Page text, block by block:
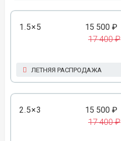
1.5×5 15 500 ₽
17 400 ₽
ЛЕТНЯЯ РАСПРОДАЖА
2.5×3 15 500 ₽
17 400 ₽